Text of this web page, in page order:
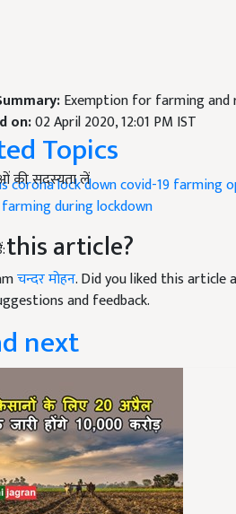
की सदस्यता लें
Exemption for farming and
on:02 April 2020, 12:01 PM IST
Topics
corona lock downcovid-19farming
farming during lockdown
this article?
चन्दर मोहन. Did you liked this article
and feedback.
next